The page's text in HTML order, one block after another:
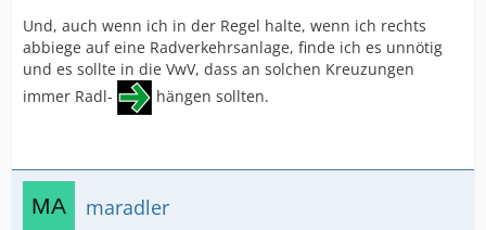
Und, auch wenn ich in der Regel halte, wenn ich rechts
abbiege auf eine Radverkehrsanlage, finde ich es unnötig
und es sollte in die VwV, dass an solchen Kreuzungen
immer Radl-
hängen sollten.
maradler